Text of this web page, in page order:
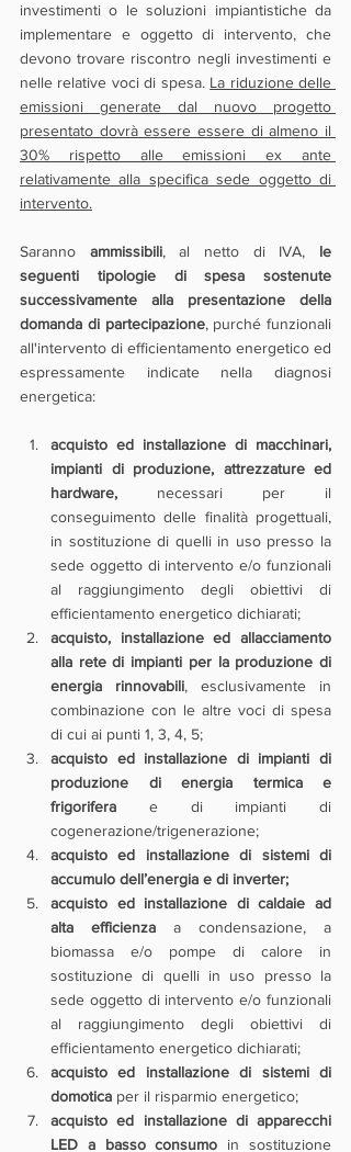
investimenti o le soluzioni impiantistiche da
implementare e oggetto di intervento, che
devono trovare riscontro negli investimenti e
nelle relative voci di spesa. La riduzione delle
emissioni generate dal nuovo progetto
presentato dovrà essere essere di almeno il
30% rispetto alle emissioni ex ante
relativamente alla specifica sede oggetto di
intervento.
Saranno ammissibili, al netto di IVA, le
seguenti tipologie di spesa sostenute
successivamente alla presentazione della
domanda di partecipazione, purché funzionali
all'intervento di efficientamento energetico ed
espressamente indicate nella diagnosi
energetica:
acquisto ed installazione di macchinari,
impianti di produzione, attrezzature ed
hardware, necessari per il
conseguimento delle finalità progettuali,
in sostituzione di quelli in uso presso la
sede oggetto di intervento e/o funzionali
al raggiungimento degli obiettivi di
efficientamento energetico dichiarati;
acquisto, installazione ed allacciamento
alla rete di impianti per la produzione di
energia rinnovabili, esclusivamente in
combinazione con le altre voci di spesa
di cui ai punti 1, 3, 4, 5;
acquisto ed installazione di impianti di
produzione di energia termica e
frigorifera e di impianti di
cogenerazione/trigenerazione;
acquisto ed installazione di sistemi di
accumulo dell’energia e di inverter;
acquisto ed installazione di caldaie ad
alta efficienza a condensazione, a
biomassa e/o pompe di calore in
sostituzione di quelli in uso presso la
sede oggetto di intervento e/o funzionali
al raggiungimento degli obiettivi di
efficientamento energetico dichiarati;
acquisto ed installazione di sistemi di
domotica per il risparmio energetico;
acquisto ed installazione di apparecchi
LED a basso consumo in sostituzione